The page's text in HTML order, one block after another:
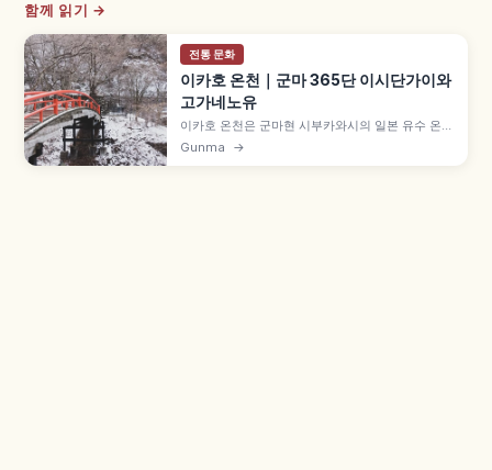
함께 읽기 →
전통 문화
이카호 온천｜군마 365단 이시단가이와
고가네노유
이카호 온천은 군마현 시부카와시의 일본 유수 온천
지로, 만요슈에도 등장하는 오랜 역사를 지닙니다.
Gunma →